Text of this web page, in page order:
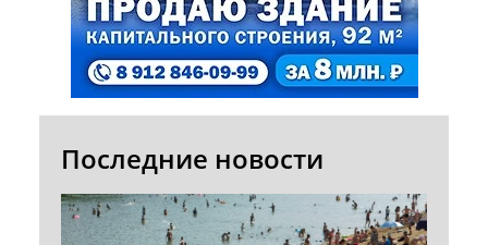
Последние новости